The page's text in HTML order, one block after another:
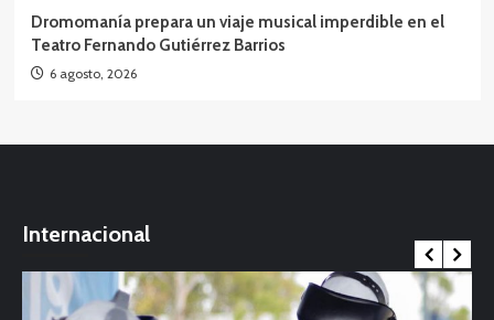
Dromomanía prepara un viaje musical imperdible en el
Teatro Fernando Gutiérrez Barrios
6 agosto, 2026
Internacional